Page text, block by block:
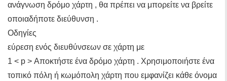
ανάγνωση δρόμο χάρτη , θα πρέπει να μπορείτε να βρείτε
οποιαδήποτε διεύθυνση .
Οδηγίες
εύρεση ενός διευθύνσεων σε χάρτη με
1 < p > Αποκτήστε ένα δρόμο χάρτη . Χρησιμοποιήστε ένα
τοπικό πόλη ή κωμόπολη χάρτη που εμφανίζει κάθε όνομα